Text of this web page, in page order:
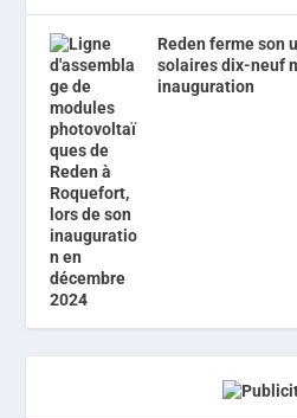
Reden ferme son
solaires dix-neuf
inauguration